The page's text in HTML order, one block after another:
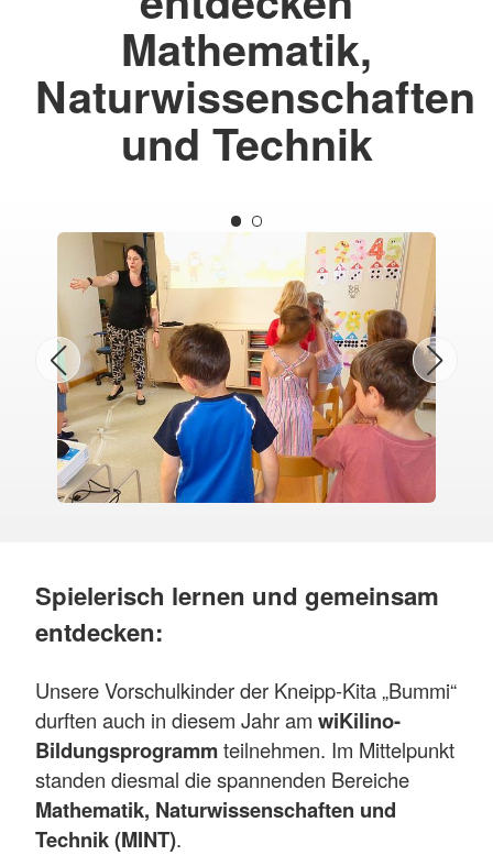
Mathematik,
Naturwissenschaften
und Technik
Spielerisch lernen und gemeinsam
entdecken:
Unsere Vorschulkinder der Kneipp-Kita „Bummi“
durften auch in diesem Jahr am wiKilino-
Bildungsprogrammteilnehmen. Im Mittelpunkt
standen diesmal die spannenden Bereiche
Mathematik, Naturwissenschaften und
Technik (MINT).